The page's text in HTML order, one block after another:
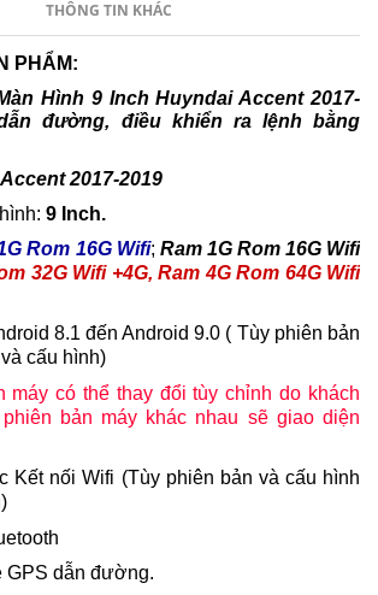
THÔNG TIN KHÁC
PHẨM:
Hình 9 Inch Huyndai Accent 2017-
đường, điều khiển ra lệnh bằng
2017-2019
9 Inch.
Rom 16G Wifi; Ram 1G Rom 16G Wifi
32G Wifi +4G, Ram 4G Rom 64G Wifi
8.1 đến Android 9.0 ( Tùy phiên bản
cấu hình)
máy có thể thay đổi tùy chỉnh do khách
bản máy khác nhau sẽ giao diện
Kết nối Wifi (Tùy phiên bản và cấu hình
GPS dẫn đường.